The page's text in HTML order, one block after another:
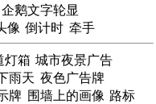
企鹅文字轮显
像 倒计时 牵手
灯箱 城市夜景广告
雨天 夜色广告牌
牌 围墙上的画像 路标